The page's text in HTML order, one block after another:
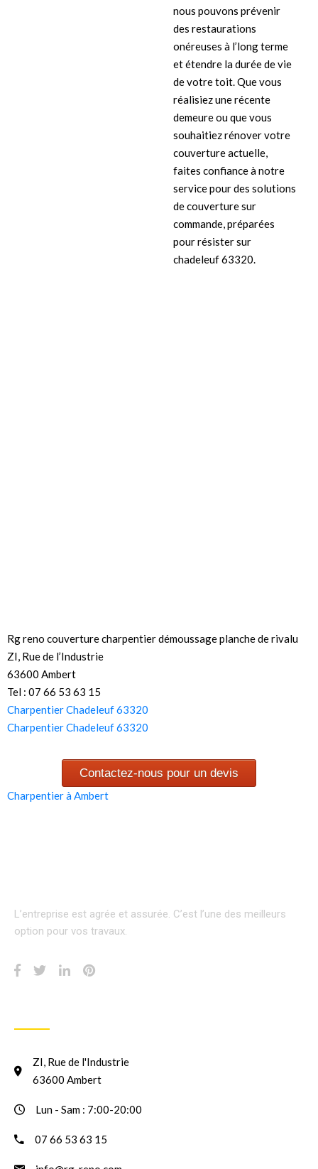
nous pouvons prévenir
des restaurations
onéreuses à l’long terme
et étendre la durée de vie
de votre toit. Que vous
réalisiez une récente
demeure ou que vous
souhaitiez rénover votre
couverture actuelle,
faites confiance à notre
service pour des solutions
de couverture sur
commande, préparées
pour résister sur
chadeleuf 63320.
Rg reno couverture charpentier démoussage planche de rivalu
ZI, Rue de l’Industrie
63600 Ambert
Tel : 07 66 53 63 15
Charpentier Chadeleuf 63320
Charpentier Chadeleuf 63320
Contactez-nous pour un devis
Charpentier à Ambert
L’entreprise est agrée et assurée. C’est l’une des meilleurs
option pour vos travaux.
ZI, Rue de l'Industrie
63600 Ambert
Lun - Sam : 7:00-20:00
07 66 53 63 15